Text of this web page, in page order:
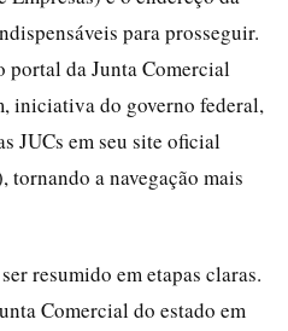
para prosseguir.
da Junta Comercial
iniciativa do governo federal,
JUCs em seu site oficial
tornando a navegação mais
resumido em etapas claras.
Comercial do estado em